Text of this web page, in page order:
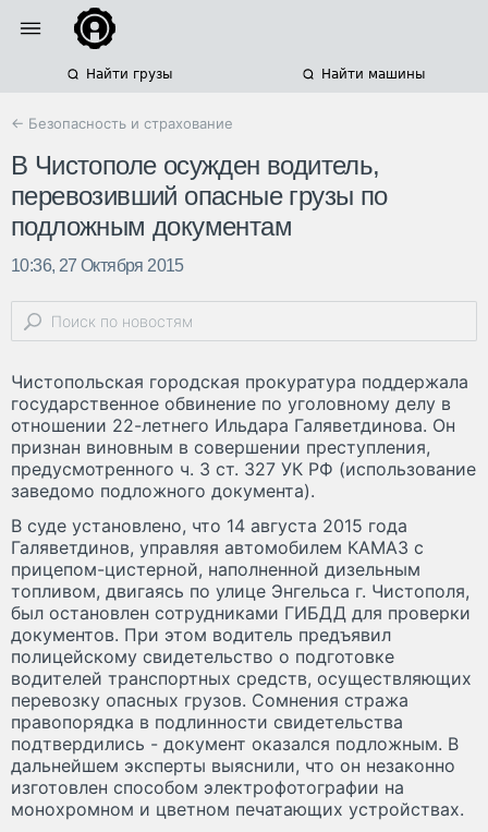
Найти грузы Найти машины
← Безопасность и страхование
В Чистополе осужден водитель,
перевозивший опасные грузы по
подложным документам
10:36, 27 Октября 2015
Чистопольская городская прокуратура поддержала
государственное обвинение по уголовному делу в
отношении 22-летнего Ильдара Галяветдинова. Он
признан виновным в совершении преступления,
предусмотренного ч. 3 ст. 327 УК РФ (использование
заведомо подложного документа).
В суде установлено, что 14 августа 2015 года
Галяветдинов, управляя автомобилем КАМАЗ с
прицепом-цистерной, наполненной дизельным
топливом, двигаясь по улице Энгельса г. Чистополя,
был остановлен сотрудниками ГИБДД для проверки
документов. При этом водитель предъявил
полицейскому свидетельство о подготовке
водителей транспортных средств, осуществляющих
перевозку опасных грузов. Сомнения стража
правопорядка в подлинности свидетельства
подтвердились - документ оказался подложным. В
дальнейшем эксперты выяснили, что он незаконно
изготовлен способом электрофотографии на
монохромном и цветном печатающих устройствах.